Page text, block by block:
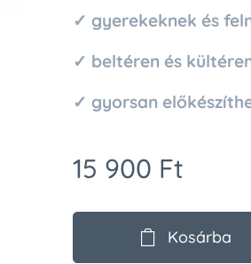
✓ gyerekeknek és
✓ beltéren és
✓ gyorsan
15 900 Ft
Kosárba